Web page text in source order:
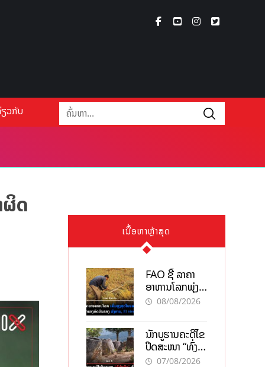
ວກັບ
ຜິດ
ເນື້ອຫາຫຼ້າສຸດ
FAO ຊີ້ ລາຄາ
ອາຫານໂລກພຸ່ງ
ສູງສຸດໃນຮອບ 3
ສົງຄາມ, El
nino
08/08/2026
ນັກບູຮານຄະດີໄຂ
ປິດສະໜາ “ທົ່ງ
ໄຫຫີນ” ຫຼັງພົບ
07/08/2026